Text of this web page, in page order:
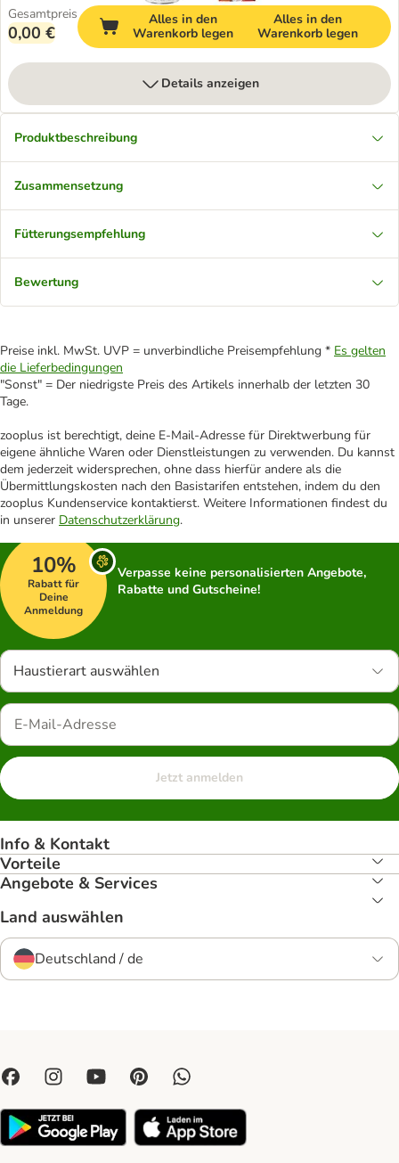
Gesamtpreis
0,00 €
Alles in den
Warenkorb legen
Alles in den
Warenkorb legen
Details anzeigen
Produktbeschreibung
Zusammensetzung
Fütterungsempfehlung
Bewertung
Preise inkl. MwSt. UVP = unverbindliche Preisempfehlung * Es gelten
die Lieferbedingungen
"Sonst" = Der niedrigste Preis des Artikels innerhalb der letzten 30
Tage.
zooplus ist berechtigt, deine E-Mail-Adresse für Direktwerbung für
eigene ähnliche Waren oder Dienstleistungen zu verwenden. Du kannst
dem jederzeit widersprechen, ohne dass hierfür andere als die
Übermittlungskosten nach den Basistarifen entstehen, indem du den
zooplus Kundenservice kontaktierst. Weitere Informationen findest du
in unserer Datenschutzerklärung.
10%
Rabatt für
Deine
Anmeldung
Verpasse keine personalisierten Angebote,
Rabatte und Gutscheine!
Haustierart auswählen
Jetzt anmelden
Info & Kontakt
Vorteile
Angebote & Services
Land auswählen
Deutschland / de